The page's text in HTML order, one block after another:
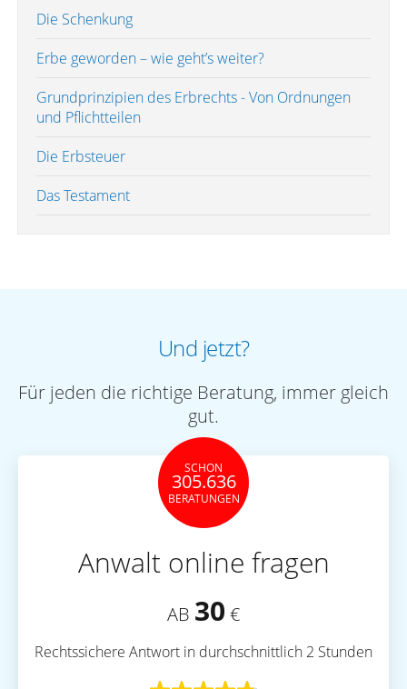
Die Schenkung
Erbe geworden – wie geht’s weiter?
Grundprinzipien des Erbrechts - Von Ordnungen
und Pflichtteilen
Die Erbsteuer
Das Testament
Und jetzt?
Für jeden die richtige Beratung, immer gleich
gut.
SCHON
305.636
BERATUNGEN
Anwalt online fragen
AB 30 €
Rechtssichere Antwort in durchschnittlich 2 Stunden